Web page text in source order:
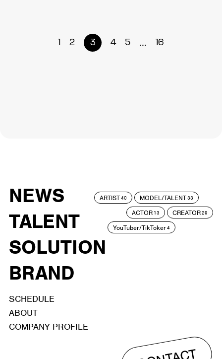
1 2 3 4 5 ... 16
NEWS
TALENT
SOLUTION
BRAND
ARTIST40 MODEL/TALENT33
ACTOR 13 CREATOR29
YouTuber/TikToker4
SCHEDULE
ABOUT
COMPANY PROFILE